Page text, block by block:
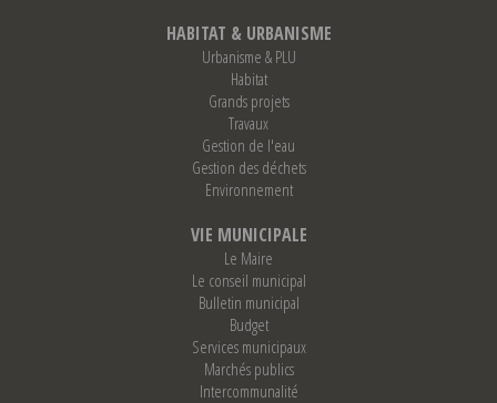
HABITAT & URBANISME
Urbanisme & PLU
Habitat
Grands projets
Travaux
Gestion de l'eau
Gestion des déchets
Environnement
VIE MUNICIPALE
Le Maire
Le conseil municipal
Bulletin municipal
Budget
Services municipaux
Marchés publics
Intercommunalité